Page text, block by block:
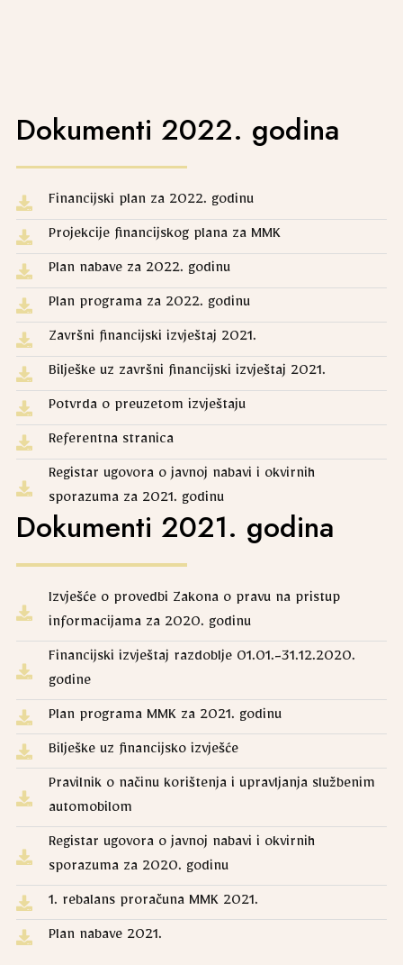
Dokumenti 2022. godina
Financijski plan za 2022. godinu
Projekcije financijskog plana za MMK
Plan nabave za 2022. godinu
Plan programa za 2022. godinu
Završni financijski izvještaj 2021.
Bilješke uz završni financijski izvještaj 2021.
Potvrda o preuzetom izvještaju
Referentna stranica
Registar ugovora o javnoj nabavi i okvirnih
sporazuma za 2021. godinu
Dokumenti 2021. godina
Izvješće o provedbi Zakona o pravu na pristup
informacijama za 2020. godinu
Financijski izvještaj razdoblje 01.01.-31.12.2020.
godine
Plan programa MMK za 2021. godinu
Bilješke uz financijsko izvješće
Pravilnik o načinu korištenja i upravljanja službenim
automobilom
Registar ugovora o javnoj nabavi i okvirnih
sporazuma za 2020. godinu
1. rebalans proračuna MMK 2021.
Plan nabave 2021.